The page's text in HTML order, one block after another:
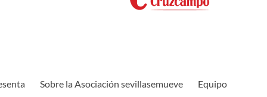
Sobre la Asociación sevillasemueve
Equipo